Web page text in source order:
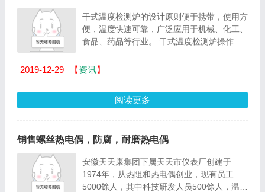
干式温度检测炉的设计原则便于携带，使用方
便，温度快速可靠，广泛应用于机械、化工、
食品、药品等行业。 干式温度检测炉操作方
起。 2、...
2019-12-29 【资讯】
阅读更多
销售螺丝热电偶，防腐，耐磨热电偶
安徽天天康集团下属天天市仪表厂创建于
1974年，从热阻和热电偶创业，现有员工
5000馀人，其中科技研发人员500馀人，温